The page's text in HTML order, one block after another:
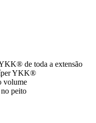
de toda a extensão
YKK®
volume
peito